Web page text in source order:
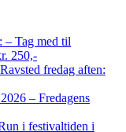
– Tag med til
250,-
fredag aften:
– Fredagens
i festivaltiden i